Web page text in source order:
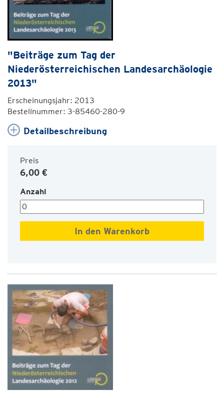
"Beiträge zum Tag der
Niederösterreichischen Landesarchäologie
2013"
Erscheinungsjahr: 2013
Bestellnummer: 3-85460-280-9
Detailbeschreibung
Preis
6,00 €
Anzahl